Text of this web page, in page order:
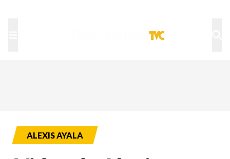
ALEXIS AYALA